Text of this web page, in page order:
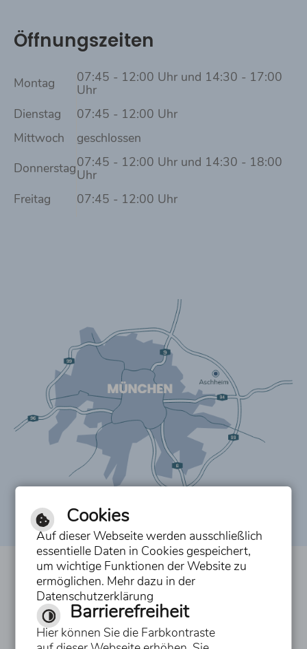
Öffnungszeiten
Montag 07:45 - 12:00 Uhr und 14:30 - 17:00
Uhr
Dienstag
07:45 - 12:00 Uhr
Mittwoch
geschlossen
Donnerstag07:45 - 12:00 Uhr und 14:30 - 18:00
Uhr
Freitag
07:45 - 12:00 Uhr
Inhalt
Impressum
Datenschutzerklärung
Cookies
Auf dieser Webseite werden ausschließlich
essentielle Daten in Cookies gespeichert,
um wichtige Funktionen der Website zu
ermöglichen. Mehr dazu in der
Datenschutzerklärung
Barrierefreiheit
Hier können Sie die Farbkontraste